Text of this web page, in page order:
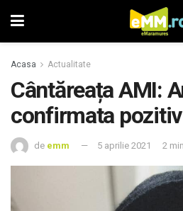
Acasa Actualitate
Cântăreața AMI:
confirmata
de emm 5 aprilie 2021 2 min